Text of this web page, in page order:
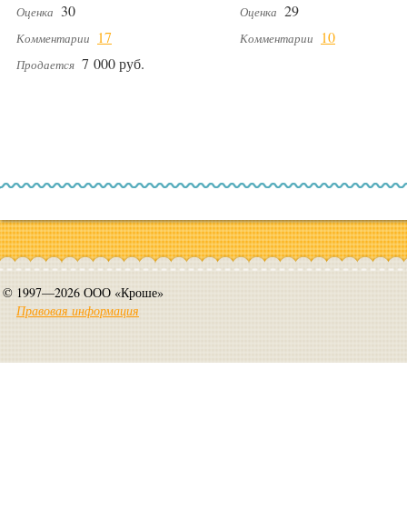
Оценка 30
Комментарии 17
Продается 7 000 руб.
Оценка 29
Комментарии 10
© 1997—2026 ООО «Кроше»
Правовая информация